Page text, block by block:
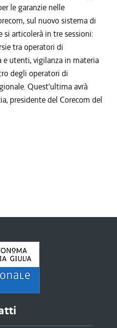
le garanzie nelle
sul nuovo sistema di
si articolerà in tre sessioni:
tra operatori di
utenti, vigilanza in materia
degli operatori di
Quest'ultima avrà
presidente del Corecom del